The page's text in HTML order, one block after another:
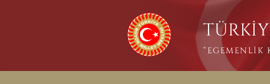
“EGEMENLİK